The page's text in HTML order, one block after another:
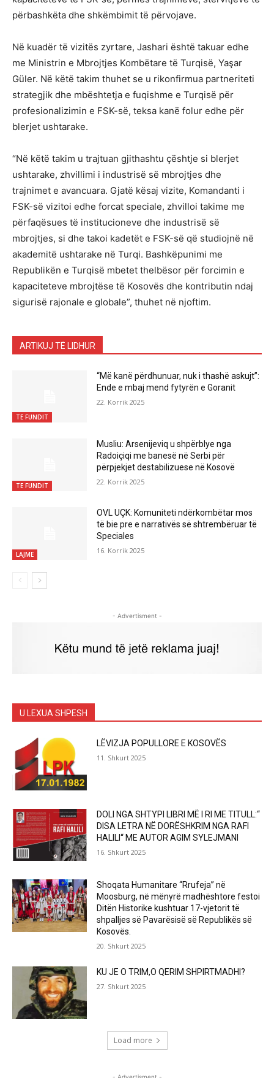
përbashkëta dhe shkëmbimit të përvojave.
Në kuadër të vizitës zyrtare, Jashari është takuar edhe
me Ministrin e Mbrojtjes Kombëtare të Turqisë, Yaşar
Güler. Në këtë takim thuhet se u rikonfirmua partneriteti
strategjik dhe mbështetja e fuqishme e Turqisë për
profesionalizimin e FSK-së, teksa kanë folur edhe për
blerjet ushtarake.
“Në këtë takim u trajtuan gjithashtu çështje si blerjet
ushtarake, zhvillimi i industrisë së mbrojtjes dhe
trajnimet e avancuara. Gjatë kësaj vizite, Komandanti i
FSK-së vizitoi edhe forcat speciale, zhvilloi takime me
përfaqësues të institucioneve dhe industrisë së
mbrojtjes, si dhe takoi kadetët e FSK-së që studiojnë në
akademitë ushtarake në Turqi. Bashkëpunimi me
Republikën e Turqisë mbetet thelbësor për forcimin e
kapaciteteve mbrojtëse të Kosovës dhe kontributin ndaj
sigurisë rajonale e globale”, thuhet në njoftim.
ARTIKUJ TË LIDHUR
TE FUNDIT
“Më kanë përdhunuar, nuk i thashë askujt”:
Ende e mbaj mend fytyrën e Goranit
22. Korrik 2025
TE FUNDIT
Musliu: Arsenijeviq u shpërblye nga
Radoiçiqi me banesë në Serbi për
përpjekjet destabilizuese në Kosovë
22. Korrik 2025
LAJME
OVL UÇK: Komuniteti ndërkombëtar mos
të bie pre e narrativës së shtrembëruar të
Speciales
16. Korrik 2025
- Advertisment -
U LEXUA SHPESH
LËVIZJA POPULLORE E KOSOVËS
11. Shkurt 2025
DOLI NGA SHTYPI LIBRI MË I RI ME TITULL:“
DISA LETRA NË DORËSHKRIM NGA RAFI
HALILI“ ME AUTOR AGIM SYLEJMANI
16. Shkurt 2025
Shoqata Humanitare “Rrufeja” në
Moosburg, në mënyrë madhështore festoi
Ditën Historike kushtuar 17-vjetorit të
shpalljes së Pavarësisë së Republikës së
Kosovës.
20. Shkurt 2025
KU JE O TRIM,O QERIM SHPIRTMADHI?
27. Shkurt 2025
Load more